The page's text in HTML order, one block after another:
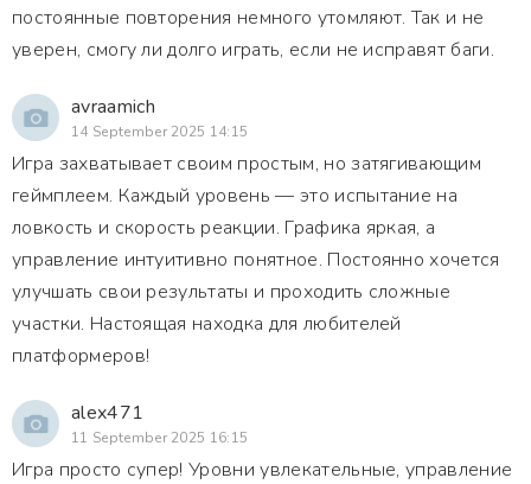
постоянные повторения немного утомляют. Так и не
уверен, смогу ли долго играть, если не исправят баги.
avraamich
14 September 2025 14:15
Игра захватывает своим простым, но затягивающим
геймплеем. Каждый уровень — это испытание на
ловкость и скорость реакции. Графика яркая, а
управление интуитивно понятное. Постоянно хочется
улучшать свои результаты и проходить сложные
участки. Настоящая находка для любителей
платформеров!
alex471
11 September 2025 16:15
Игра просто супер! Уровни увлекательные, управление